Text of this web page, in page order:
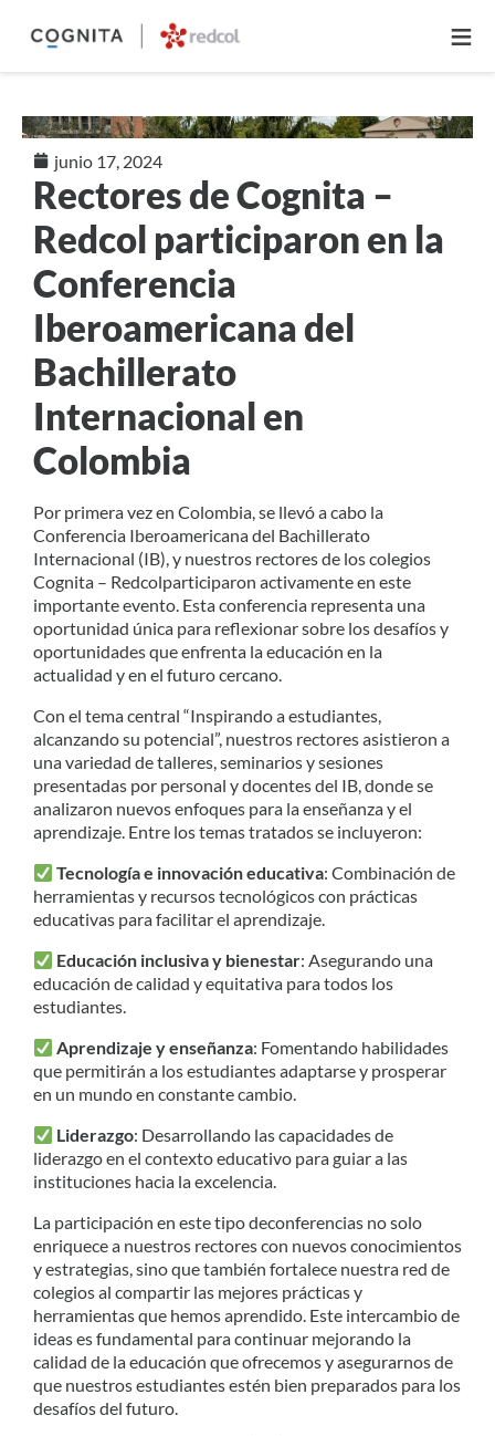
≡
junio 17, 2024
Rectores de Cognita –
Redcol participaron en la
Conferencia
Iberoamericana del
Bachillerato
Internacional en
Colombia
Por primera vez en Colombia, se llevó a cabo la
Conferencia Iberoamericana del Bachillerato
Internacional (IB), y nuestros rectores de los colegios
Cognita – Redcolparticiparon activamente en este
importante evento. Esta conferencia representa una
oportunidad única para reflexionar sobre los desafíos y
oportunidades que enfrenta la educación en la
actualidad y en el futuro cercano.
Con el tema central “Inspirando a estudiantes,
alcanzando su potencial”, nuestros rectores asistieron a
una variedad de talleres, seminarios y sesiones
presentadas por personal y docentes del IB, donde se
analizaron nuevos enfoques para la enseñanza y el
aprendizaje. Entre los temas tratados se incluyeron:
Tecnología e innovación educativa: Combinación de
herramientas y recursos tecnológicos con prácticas
educativas para facilitar el aprendizaje.
Educación inclusiva y bienestar: Asegurando una
educación de calidad y equitativa para todos los
estudiantes.
Aprendizaje y enseñanza: Fomentando habilidades
que permitirán a los estudiantes adaptarse y prosperar
en un mundo en constante cambio.
Liderazgo: Desarrollando las capacidades de
liderazgo en el contexto educativo para guiar a las
instituciones hacia la excelencia.
La participación en este tipo deconferencias no solo
enriquece a nuestros rectores con nuevos conocimientos
y estrategias, sino que también fortalece nuestra red de
colegios al compartir las mejores prácticas y
herramientas que hemos aprendido. Este intercambio de
ideas es fundamental para continuar mejorando la
calidad de la educación que ofrecemos y asegurarnos de
que nuestros estudiantes estén bien preparados para los
desafíos del futuro.